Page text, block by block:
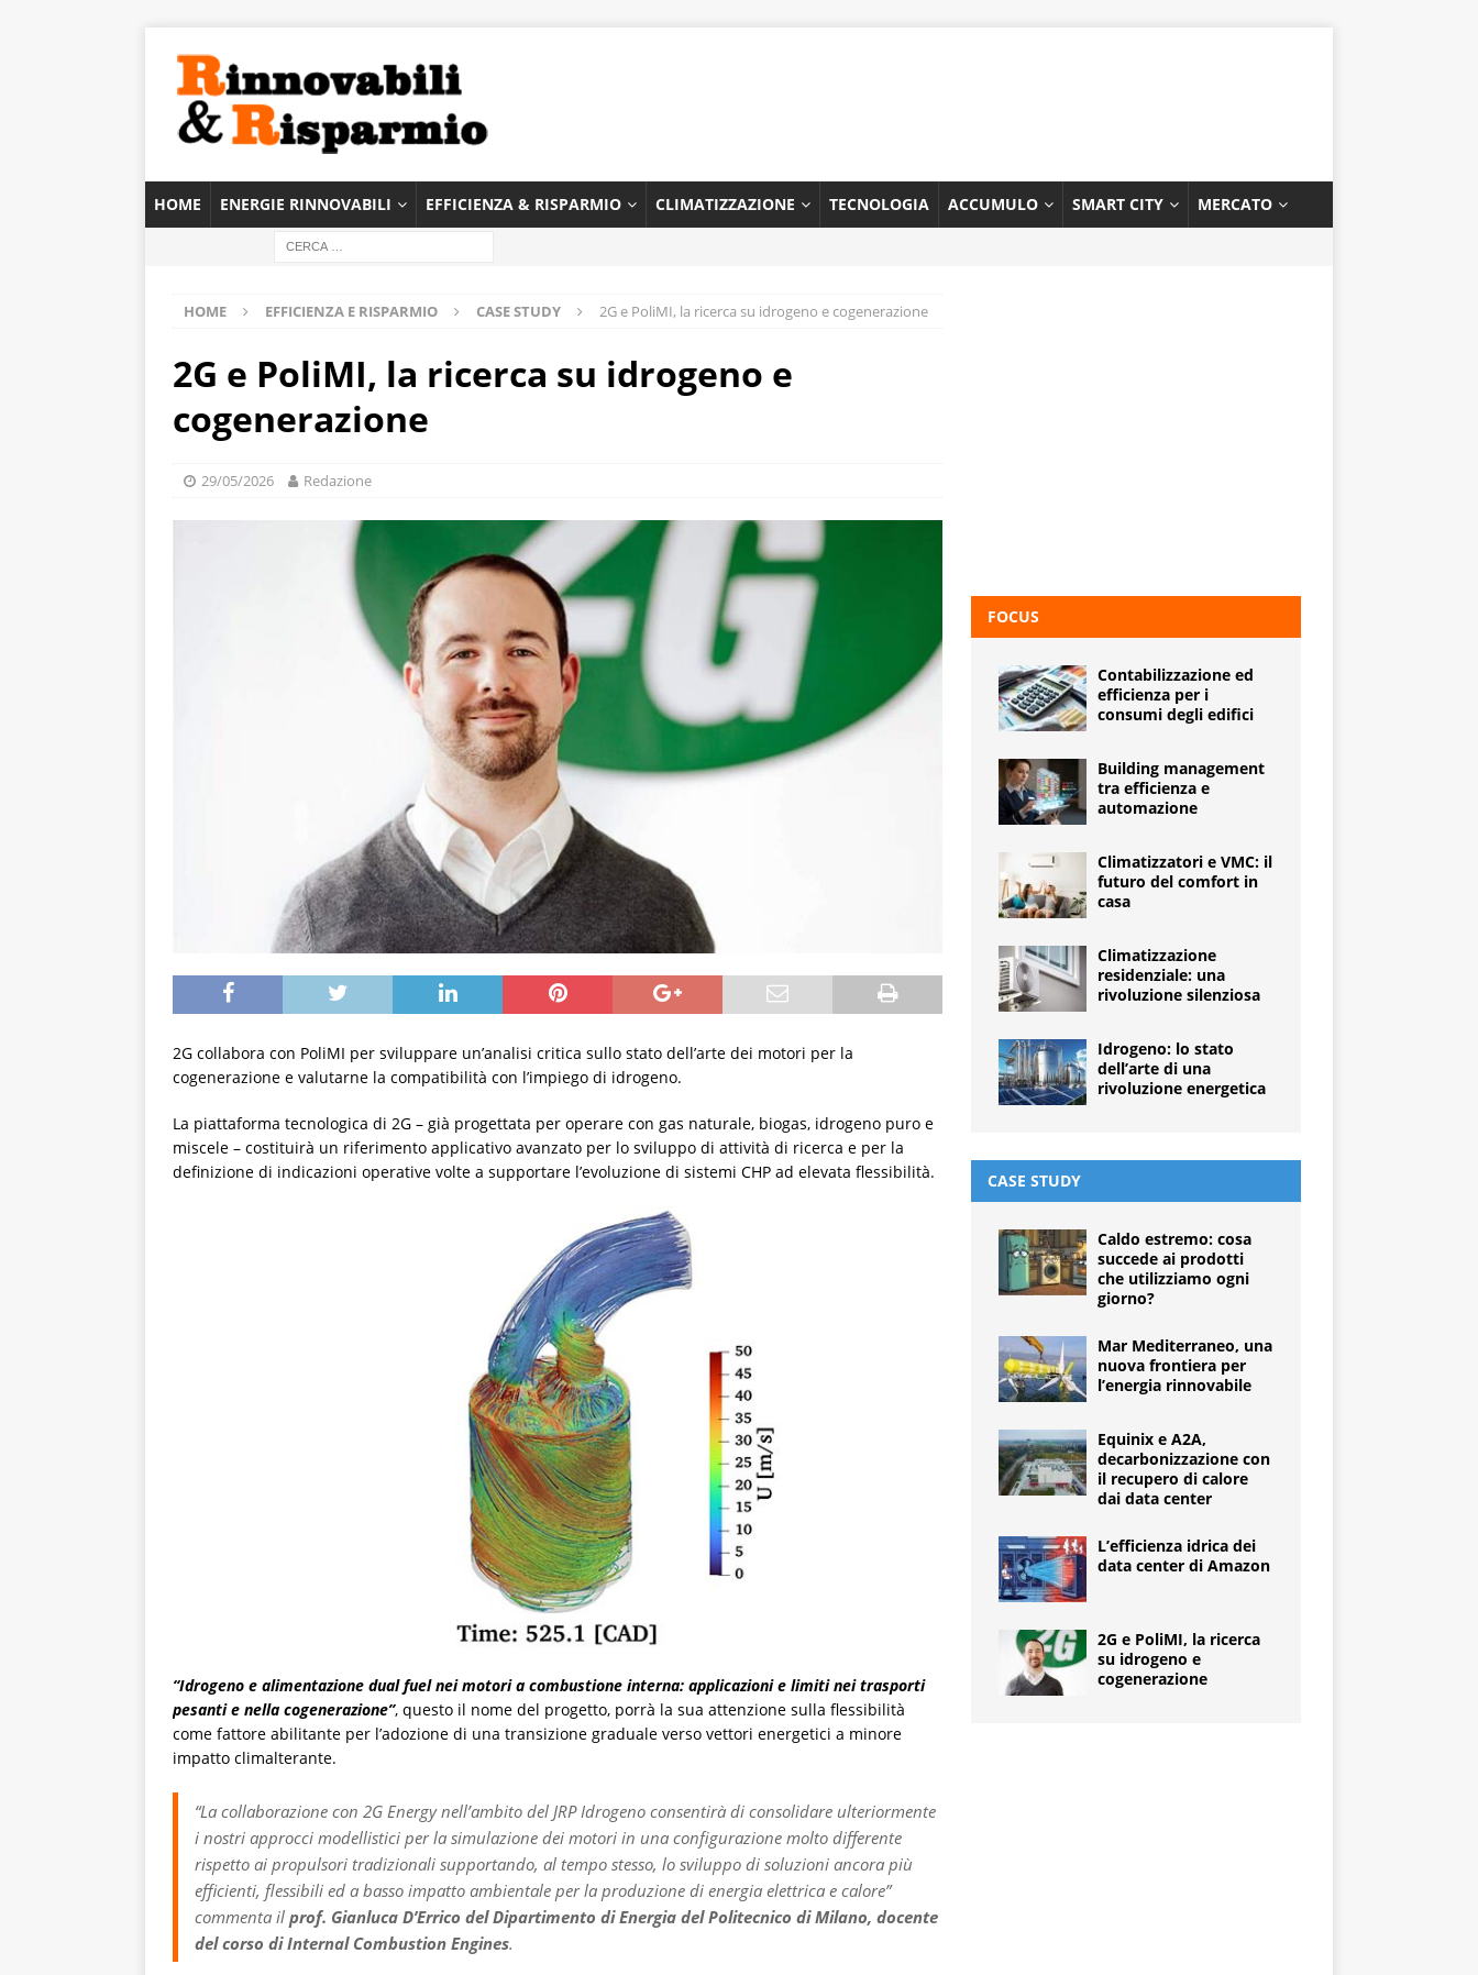
HOME ENERGIE RINNOVABILI EFFICIENZA & RISPARMIO CLIMATIZZAZIONE TECNOLOGIA ACCUMULO SMART CITY MERCATO
HOME EFFICIENZA E RISPARMIO CASE STUDY 2G e PoliMI, la ricerca su idrogeno e cogenerazione
2G e PoliMI, la ricerca su idrogeno e
cogenerazione
29/05/2026 Redazione
2G collabora con PoliMI per sviluppare un’analisi critica sullo stato dell’arte dei motori per la
cogenerazione e valutarne la compatibilità con l’impiego di idrogeno.
La piattaforma tecnologica di 2G – già progettata per operare con gas naturale, biogas, idrogeno puro e
miscele – costituirà un riferimento applicativo avanzato per lo sviluppo di attività di ricerca e per la
definizione di indicazioni operative volte a supportare l’evoluzione di sistemi CHP ad elevata flessibilità.
“Idrogeno e alimentazione dual fuel nei motori a combustione interna: applicazioni e limiti nei trasporti
pesanti e nella cogenerazione”, questo il nome del progetto, porrà la sua attenzione sulla flessibilità
come fattore abilitante per l’adozione di una transizione graduale verso vettori energetici a minore
impatto climalterante.
“La collaborazione con 2G Energy nell’ambito del JRP Idrogeno consentirà di consolidare ulteriormente
i nostri approcci modellistici per la simulazione dei motori in una configurazione molto differente
rispetto ai propulsori tradizionali supportando, al tempo stesso, lo sviluppo di soluzioni ancora più
efficienti, flessibili ed a basso impatto ambientale per la produzione di energia elettrica e calore”
commenta il prof. Gianluca D’Errico del Dipartimento di Energia del Politecnico di Milano, docente
del corso di Internal Combustion Engines.
FOCUS
Contabilizzazione ed
efficienza per i
consumi degli edifici
Building management
tra efficienza e
automazione
Climatizzatori e VMC: il
futuro del comfort in
casa
Climatizzazione
residenziale: una
rivoluzione silenziosa
Idrogeno: lo stato
dell’arte di una
rivoluzione energetica
CASE STUDY
Caldo estremo: cosa
succede ai prodotti
che utilizziamo ogni
giorno?
Mar Mediterraneo, una
nuova frontiera per
l’energia rinnovabile
Equinix e A2A,
decarbonizzazione con
il recupero di calore
dai data center
L’efficienza idrica dei
data center di Amazon
2G e PoliMI, la ricerca
su idrogeno e
cogenerazione